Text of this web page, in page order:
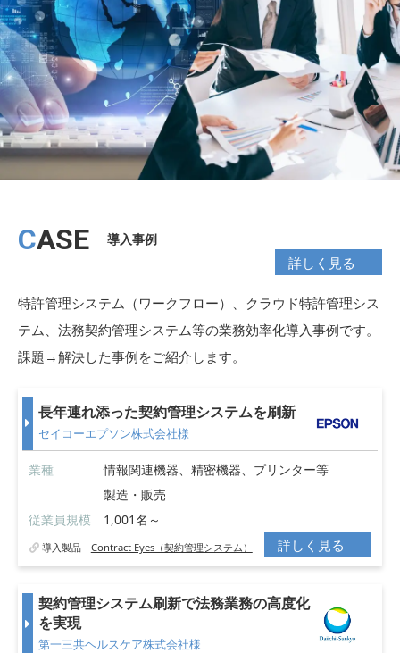
CASE 導入事例
特許管理システム（ワークフロー）、クラウド特許管理シス
テム、法務契約管理システム等の業務効率化導入事例です。
課題→解決した事例をご紹介します。
長年連れ添った契約管理システムを刷新
セイコーエプソン株式会社様
業種
情報関連機器、精密機器、プリンター等
製造・販売
従業員規模
1,001名～
導入製品 Contract Eyes（契約管理システム） 詳しく見る
契約管理システム刷新で法務業務の高度化
を実現
第一三共ヘルスケア株式会社様
詳しく見る